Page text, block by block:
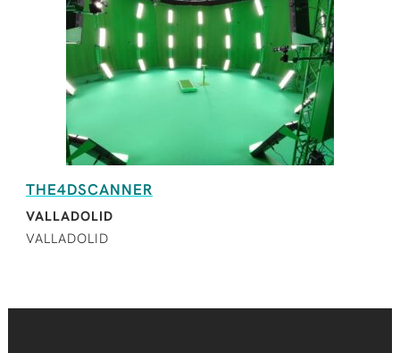
THE4DSCANNER
VALLADOLID
VALLADOLID